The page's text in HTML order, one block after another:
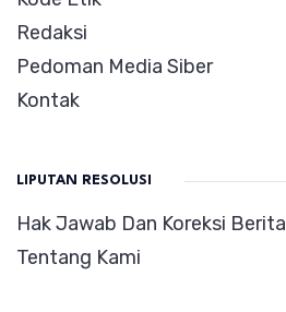
Redaksi
Pedoman Media Siber
Kontak
LIPUTAN RESOLUSI
Hak Jawab Dan Koreksi Berita
Tentang Kami